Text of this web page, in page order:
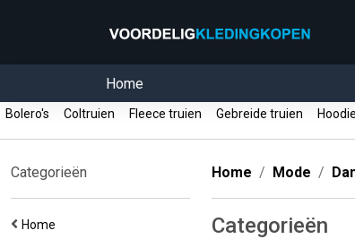
Home
Bolero's Coltruien Fleece truien Gebreide truien
Categorieën
Home
Home Mode
Categorieën